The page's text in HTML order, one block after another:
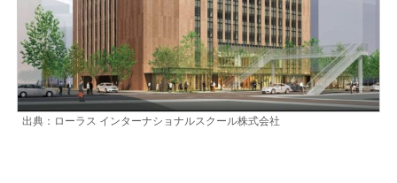
出典：ローラス インターナショナルスクール株式会社